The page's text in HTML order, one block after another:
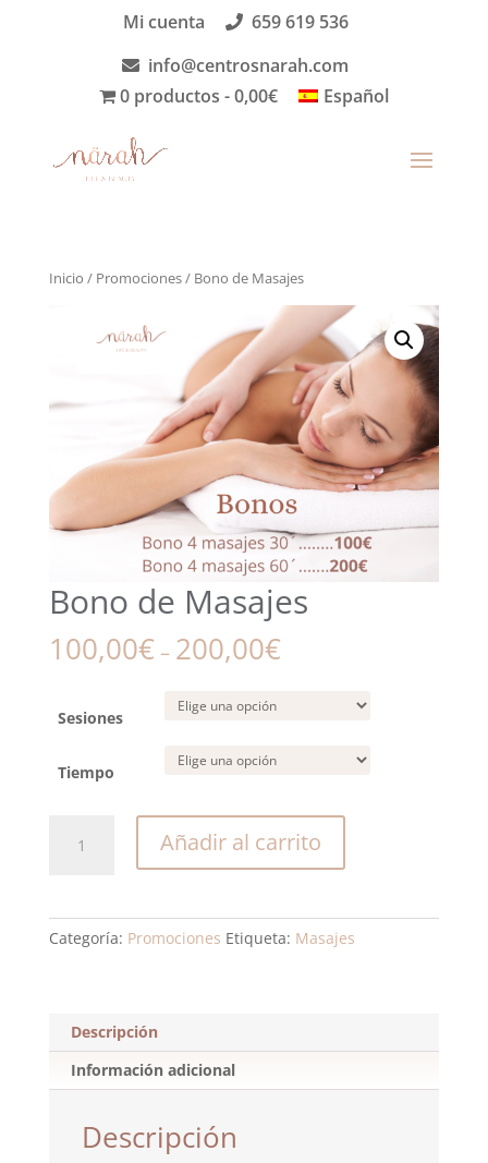
Mi cuenta
659 619 536
info@centrosnarah.com
0 productos
0,00€ Español
Inicio / Promociones/ Bono de Masajes
Bono de Masajes
100,00€ – 200,00€
Sesiones
Tiempo
Añadir al carrito
Categoría: Promociones Etiqueta: Masajes
Descripción
Información adicional
Descripción